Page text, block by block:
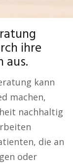
ihre
aus.
kann
machen,
nachhaltig
die an
oder